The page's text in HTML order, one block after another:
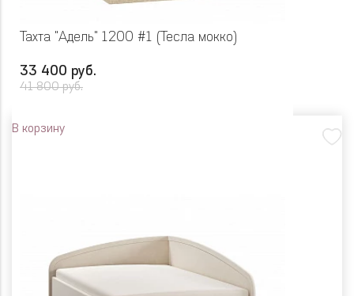
Тахта "Адель" 1200 #1 (Тесла мокко)
33 400 руб.
41 800 руб.
В корзину